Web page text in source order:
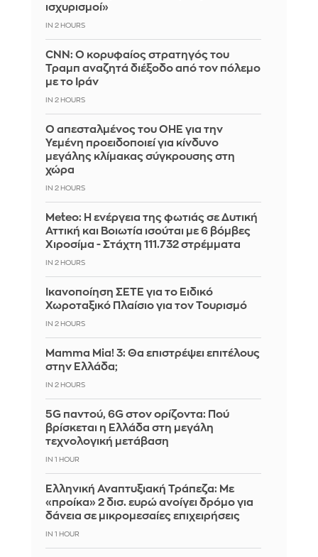
ισχυρισμοί»
IN 2 HOURS
CNN: Ο κορυφαίος στρατηγός του
Τραμπ αναζητά διέξοδο από τον πόλεμο
με το Ιράν
IN 2 HOURS
Ο απεσταλμένος του ΟΗΕ για την
Υεμένη προειδοποιεί για κίνδυνο
μεγάλης κλίμακας σύγκρουσης στη
χώρα
IN 2 HOURS
Meteo: Η ενέργεια της φωτιάς σε Δυτική
Αττική και Βοιωτία ισούται με 6 βόμβες
Χιροσίμα - Στάχτη 111.732 στρέμματα
IN 2 HOURS
Ικανοποίηση ΣΕΤΕ για το Ειδικό
Χωροταξικό Πλαίσιο για τον Τουρισμό
IN 2 HOURS
Mamma Mia! 3: Θα επιστρέψει επιτέλους
στην Ελλάδα;
IN 2 HOURS
5G παντού, 6G στον ορίζοντα: Πού
βρίσκεται η Ελλάδα στη μεγάλη
τεχνολογική μετάβαση
IN 1 HOUR
Ελληνική Αναπτυξιακή Τράπεζα: Με
«προίκα» 2 δισ. ευρώ ανοίγει δρόμο για
δάνεια σε μικρομεσαίες επιχειρήσεις
IN 1 HOUR